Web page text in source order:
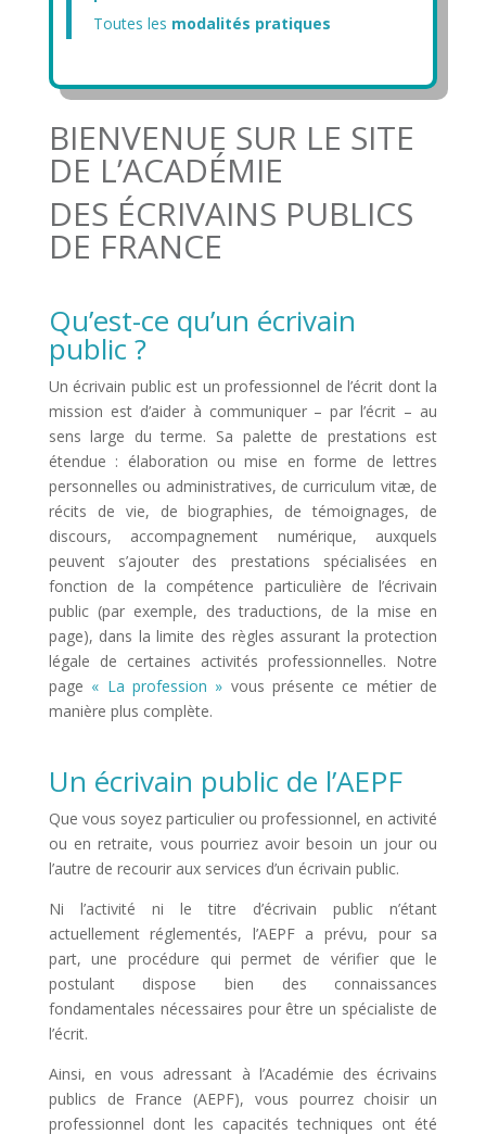
Toutes les modalités pratiques
BIENVENUE SUR LE SITE
DE L’ACADÉMIE
DES ÉCRIVAINS PUBLICS
DE FRANCE
Qu’est-ce qu’un écrivain
public ?
Un écrivain public est un professionnel de l’écrit dont la
mission est d’aider à communiquer – par l’écrit – au
sens large du terme. Sa palette de prestations est
étendue : élaboration ou mise en forme de lettres
personnelles ou administratives, de curriculum vitæ, de
récits de vie, de biographies, de témoignages, de
discours, accompagnement numérique, auxquels
peuvent s’ajouter des prestations spécialisées en
fonction de la compétence particulière de l’écrivain
public (par exemple, des traductions, de la mise en
page), dans la limite des règles assurant la protection
légale de certaines activités professionnelles. Notre
page « La profession » vous présente ce métier de
manière plus complète.
Un écrivain public de l’AEPF
Que vous soyez particulier ou professionnel, en activité
ou en retraite, vous pourriez avoir besoin un jour ou
l’autre de recourir aux services d’un écrivain public.
Ni l’activité ni le titre d’écrivain public n’étant
actuellement réglementés, l’AEPF a prévu, pour sa
part, une procédure qui permet de vérifier que le
postulant dispose bien des connaissances
fondamentales nécessaires pour être un spécialiste de
l’écrit.
Ainsi, en vous adressant à l’Académie des écrivains
publics de France (AEPF), vous pourrez choisir un
professionnel dont les capacités techniques ont été